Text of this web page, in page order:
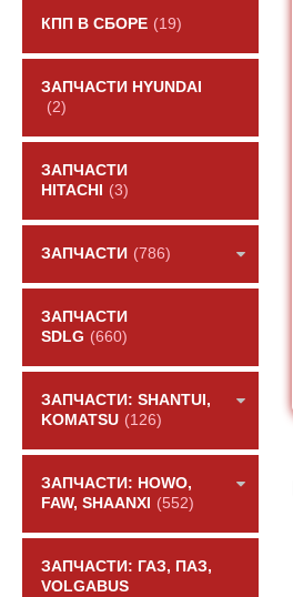
КПП В СБОРЕ (19)
ЗАПЧАСТИ HYUNDAI
(2)
ЗАПЧАСТИ
HITACHI
(3)
ЗАПЧАСТИ (786)
ЗАПЧАСТИ
SDLG (660)
ЗАПЧАСТИ: SHANTUI,
KOMATSU (126)
ЗАПЧАСТИ: HOWO,
FAW, SHAANXI
(552)
ЗАПЧАСТИ: ГАЗ, ПАЗ,
VOLGABUS